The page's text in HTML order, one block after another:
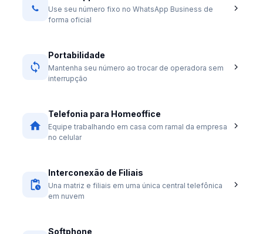
Use seu número fixo no WhatsApp Business de
forma oficial
Portabilidade
Mantenha seu número ao trocar de operadora sem
interrupção
Telefonia para Homeoffice
Equipe trabalhando em casa com ramal da empresa
no celular
Interconexão de Filiais
Una matriz e filiais em uma única central telefônica
em nuvem
Softphone